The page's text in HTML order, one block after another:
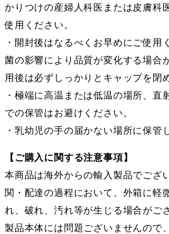
かりつけの産婦人科医または皮膚科
使用ください。
・開封後はなるべくお早めにご使用
菌の影響により品質が変化する場合
用後は必ずしっかりとキャップを閉
・極端に高温または低温の場所、直
での保管はお避けください。
・乳幼児の手の届かない場所に保管
【ご購入に関する注意事項】
本商品は海外からの輸入製品でござ
関・配達の過程において、外箱に軽
れ、破れ、汚れ等が生じる場合がご
製品本体には問題ございませんので